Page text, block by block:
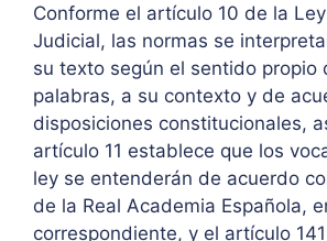
Conforme el artículo 10 de la
Judicial, las normas se
su texto según el sentido propio
palabras, a su contexto y de
disposiciones constitucionales,
artículo 11 establece que los
ley se entenderán de acuerdo
de la Real Academia Española,
correspondiente, y el artículo